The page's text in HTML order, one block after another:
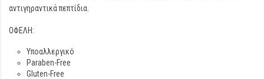
αντιγηραντικά πεπτίδια.
ΟΦΕΛΗ:
Υποαλλεργικό
Paraben-Free
Gluten-Free